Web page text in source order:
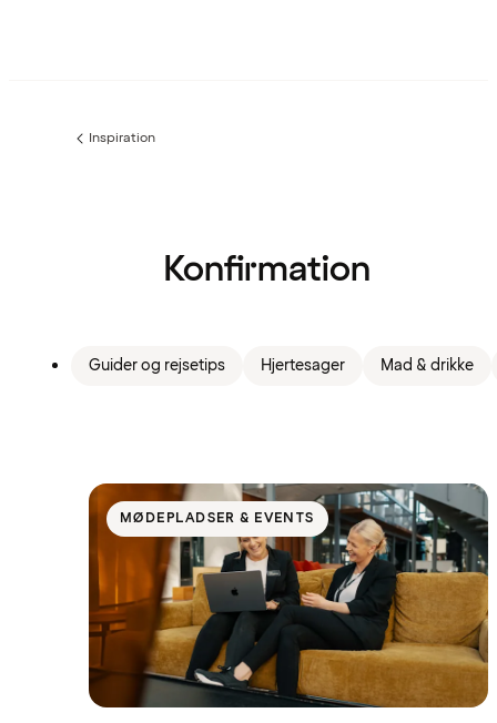
Forrige
Inspiration
Konfirmation
Guider og rejsetips Hjertesager Mad & drikke
MØDEPLADSER & EVENTS